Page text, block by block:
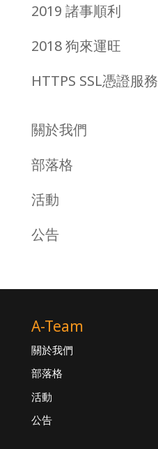
2019 諸事順利
2018 狗來運旺
HTTPS SSL憑證服務
關於我們
部落格
活動
公告
A-Team
關於我們
部落格
活動
公告